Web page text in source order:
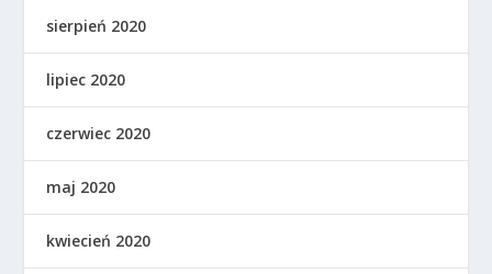
sierpień 2020
lipiec 2020
czerwiec 2020
maj 2020
kwiecień 2020